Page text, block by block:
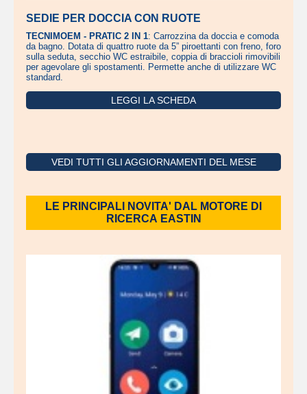
SEDIE PER DOCCIA CON RUOTE
TECNIMOEM - PRATIC 2 IN 1: Carrozzina da doccia e comoda
da bagno. Dotata di quattro ruote da 5” piroettanti con freno, foro
sulla seduta, secchio WC estraibile, coppia di braccioli rimovibili
per agevolare gli spostamenti. Permette anche di utilizzare WC
standard.
LEGGI LA SCHEDA
VEDI TUTTI GLI AGGIORNAMENTI DEL MESE
LE PRINCIPALI NOVITA' DAL MOTORE DI
RICERCA EASTIN